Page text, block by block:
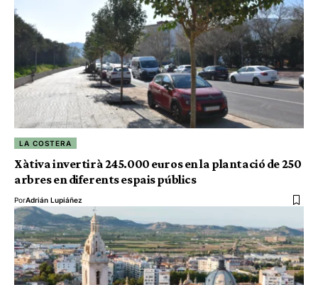
LA COSTERA
Xàtiva invertirà 245.000 euros en la plantació de 250
arbres en diferents espais públics
PorAdrián Lupiáñez